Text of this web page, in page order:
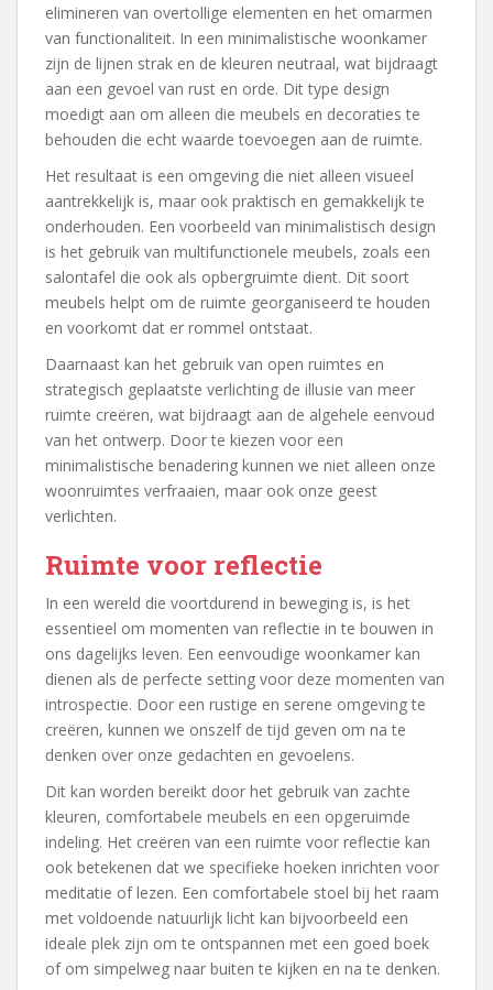
elimineren van overtollige elementen en het omarmen
van functionaliteit. In een minimalistische woonkamer
zijn de lijnen strak en de kleuren neutraal, wat bijdraagt
aan een gevoel van rust en orde. Dit type design
moedigt aan om alleen die meubels en decoraties te
behouden die echt waarde toevoegen aan de ruimte.
Het resultaat is een omgeving die niet alleen visueel
aantrekkelijk is, maar ook praktisch en gemakkelijk te
onderhouden. Een voorbeeld van minimalistisch design
is het gebruik van multifunctionele meubels, zoals een
salontafel die ook als opbergruimte dient. Dit soort
meubels helpt om de ruimte georganiseerd te houden
en voorkomt dat er rommel ontstaat.
Daarnaast kan het gebruik van open ruimtes en
strategisch geplaatste verlichting de illusie van meer
ruimte creëren, wat bijdraagt aan de algehele eenvoud
van het ontwerp. Door te kiezen voor een
minimalistische benadering kunnen we niet alleen onze
woonruimtes verfraaien, maar ook onze geest
verlichten.
Ruimte voor reflectie
In een wereld die voortdurend in beweging is, is het
essentieel om momenten van reflectie in te bouwen in
ons dagelijks leven. Een eenvoudige woonkamer kan
dienen als de perfecte setting voor deze momenten van
introspectie. Door een rustige en serene omgeving te
creëren, kunnen we onszelf de tijd geven om na te
denken over onze gedachten en gevoelens.
Dit kan worden bereikt door het gebruik van zachte
kleuren, comfortabele meubels en een opgeruimde
indeling. Het creëren van een ruimte voor reflectie kan
ook betekenen dat we specifieke hoeken inrichten voor
meditatie of lezen. Een comfortabele stoel bij het raam
met voldoende natuurlijk licht kan bijvoorbeeld een
ideale plek zijn om te ontspannen met een goed boek
of om simpelweg naar buiten te kijken en na te denken.